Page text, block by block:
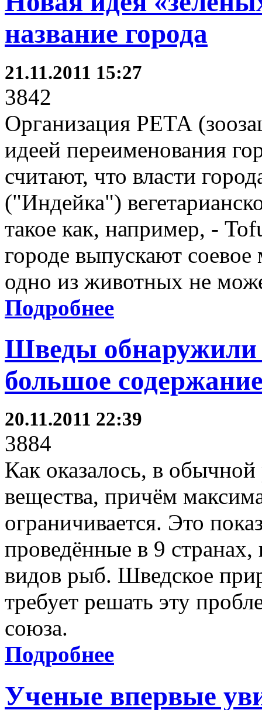
название города
21.11.2011 15:27
3842
Организация РЕТА
идеей переименования
считают, что власти
("Индейка")
такое как, например, -
городе выпускают
одно из животных не
Подробнее
Шведы
большое
20.11.2011 22:39
3884
Как оказалось, в
вещества, причём
ограничивается. Это
проведённые в 9
видов рыб. Шведское
требует решать эту
союза.
Подробнее
Ученые впервые